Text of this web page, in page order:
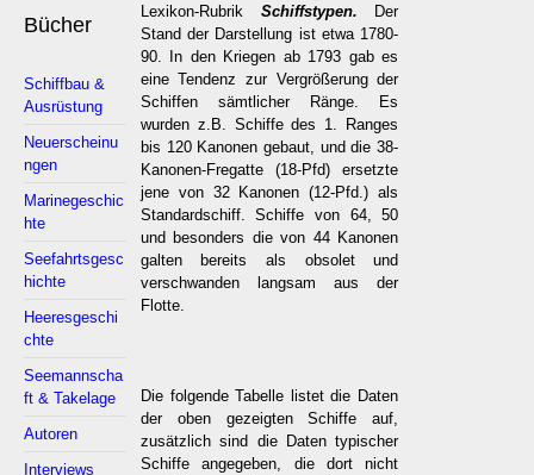
Bücher
Schiffbau &
Ausrüstung
Neuerscheinu
ngen
Marinegeschic
hte
Seefahrtsgesc
hichte
Heeresgeschi
chte
Seemannscha
ft & Takelage
Autoren
Interviews
Lexikon-Rubrik Schiffstypen. Der
Stand der Darstellung ist etwa 1780-
90. In den Kriegen ab 1793 gab es
eine Tendenz zur Vergrößerung der
Schiffen sämtlicher Ränge. Es
wurden z.B. Schiffe des 1. Ranges
bis 120 Kanonen gebaut, und die 38-
Kanonen-Fregatte (18-Pfd) ersetzte
jene von 32 Kanonen (12-Pfd.) als
Standardschiff. Schiffe von 64, 50
und besonders die von 44 Kanonen
galten bereits als obsolet und
verschwanden langsam aus der
Flotte.
Die folgende Tabelle listet die Daten
der oben gezeigten Schiffe auf,
zusätzlich sind die Daten typischer
Schiffe angegeben, die dort nicht